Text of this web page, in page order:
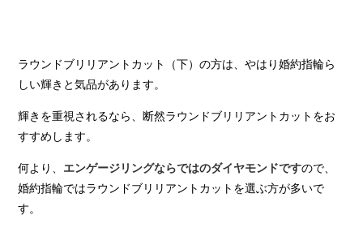
ラウンドブリリアントカット（下）の方は、やはり婚約指輪ら
しい輝きと気品があります。
輝きを重視されるなら、断然ラウンドブリリアントカットをお
すすめします。
何より、 エンゲージリングならではのダイヤモンドですので、
婚約指輪ではラウンドブリリアントカットを選ぶ方が多いで
す。